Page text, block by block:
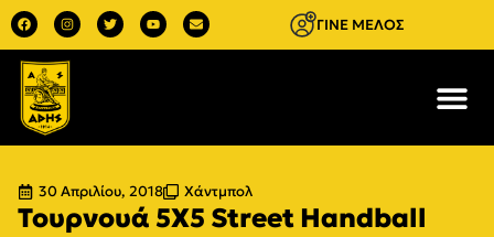
ΓΙΝΕ ΜΕΛΟΣ
30 Απριλίου, 2018 Χάντμπολ
Τουρνουά 5Χ5 Street Handball